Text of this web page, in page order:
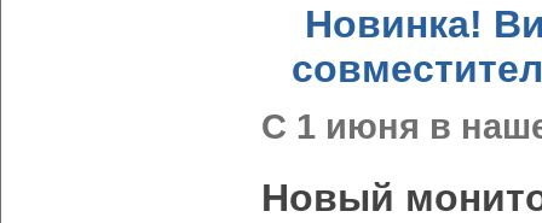
Новинка!
С 1 июня в
Новый